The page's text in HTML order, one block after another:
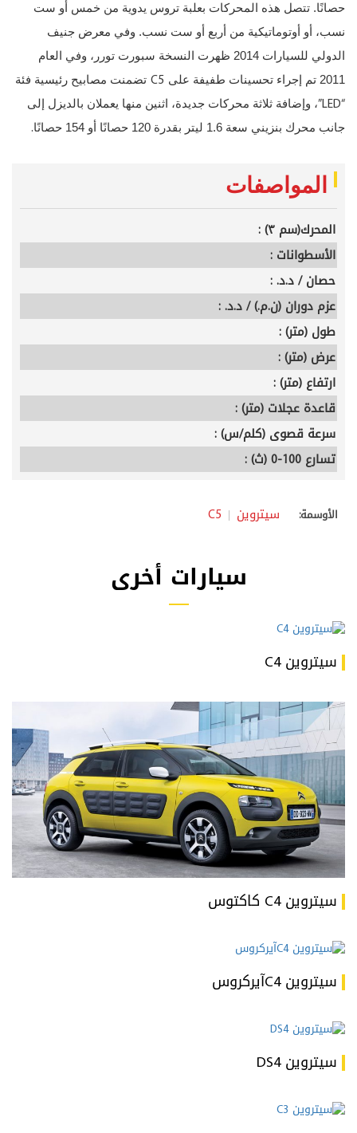
حصانًا. تتصل هذه المحركات بعلبة تروس يدوية من خمس أو ست
نسب، أو أوتوماتيكية من أربع أو ست نسب. وفي معرض جنيف
الدولي للسيارات 2014 ظهرت النسخة سبورت تورر، وفي العام
2011 تم إجراء تحسينات طفيفة على
تضمنت مصابيح رئيسية فئة
“LED”
، وإضافة ثلاثة محركات جديدة، اثنين منها يعملان بالديزل إلى
جانب محرك بنزيني سعة 1.6 ليتر بقدرة 120 حصانًا أو 154 حصانًا
.
المواصفات
المحرك(سم ٣) :
الأسطوانات :
حصان / د.د. :
عزم دوران (ن.م.) / د.د. :
طول (متر) :
عرض (متر) :
ارتفاع (متر) :
قاعدة عجلات (متر) :
سرعة قصوى (كلم/س) :
تسارع 100-0 (ث) :
الأوسمة: سيتروين C5
سيارات أخرى
سيتروين C4
سيتروين C4 كاكتوس
سيتروين C4آيركروس
سيتروين DS4